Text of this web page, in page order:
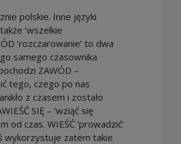
polskie. Inne języki
‘wszelkie
‘rozczarowanie’ to dwa
samego czasownika
ZAWÓD –
tego, czego po nas
z czasem i zostało
SIĘ – ‘wziąć się
od czas. WIEŚĆ ‘prowadzić’
wykorzystuje zatem takie